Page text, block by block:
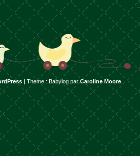
Theme : Babylog parCaroline Moore.